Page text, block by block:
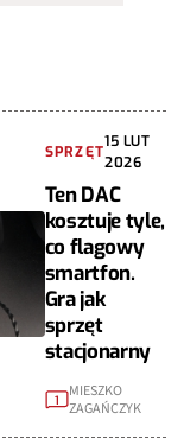
SPRZĘT
15 LUT
2026
Ten DAC
kosztuje tyle,
co flagowy
smartfon.
Gra jak
sprzęt
stacjonarny
1
MIESZKO
ZAGAŃCZYK